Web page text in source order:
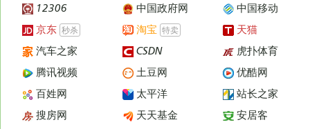
12306
中国政府网
中国移动
京东 秒杀 淘宝 特卖
天猫
汽车之家
CSDN
虎扑体育
腾讯视频
土豆网
优酷网
百姓网
太平洋
站长之家
搜房网
天天基金
安居客